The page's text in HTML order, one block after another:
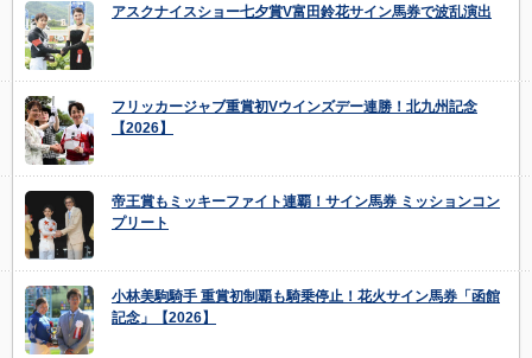
アスクナイスショー七夕賞V富田鈴花サイン馬券で波乱演出
フリッカージャブ重賞初Vウインズデー連勝！北九州記念
【2026】
帝王賞もミッキーファイト連覇！サイン馬券 ミッションコン
プリート
小林美駒騎手 重賞初制覇も騎乗停止！花火サイン馬券「函館
記念」【2026】